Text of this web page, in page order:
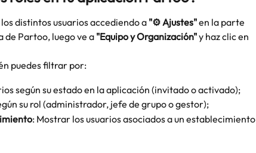
distintos usuarios accediendo a "⚙️ Ajustes" en la parte
de Partoo, luego ve a "Equipo y Organización" y haz clic en
puedes filtrar por:
según su estado en la aplicación (invitado o activado);
su rol (administrador, jefe de grupo o gestor);
: Mostrar los usuarios asociados a un establecimiento